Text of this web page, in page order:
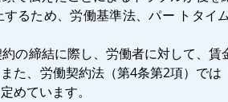
るため、労働基準法、パー トタイ
の締結に際し、労働者に対して、
た、労働契約法（第4条第2項）で
めています。